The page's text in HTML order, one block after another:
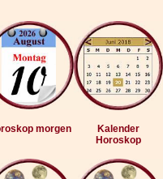
morgen
Kalender
Horoskop